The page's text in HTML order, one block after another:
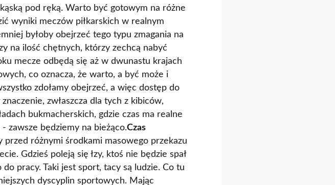
pod ręką. Warto być gotowym na różne
wyniki meczów piłkarskich w realnym
byłoby obejrzeć tego typu zmagania na
na ilość chętnych, którzy zechcą nabyć
mecze odbędą się aż w dwunastu krajach
co oznacza, że warto, a być może i
zdołamy obejrzeć, a więc dostęp do
zwłaszcza dla tych z kibiców,
bukmacherskich, gdzie czas ma realne
zawsze będziemy na bieżąco.Czas
przed różnymi środkami masowego przekazu
Gdzieś poleją się łzy, ktoś nie będzie spał
pracy. Taki jest sport, tacy są ludzie. Co tu
dyscyplin sportowych. Mając